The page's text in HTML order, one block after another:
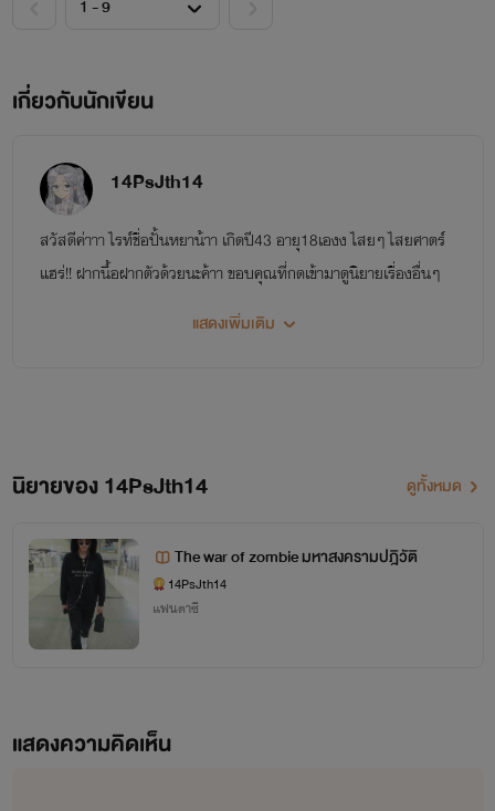
เกี่ยวกับนักเขียน
14PsJth14
สวัสดีค่าาา ไรท์ชื่อปั้นหยาน้าา เกิดปี43 อายุ18เองง ไสยๆ ไสยศาตร์
แฮร่!! ฝากนื้อฝากตัวด้วยนะค้าา ขอบคุณที่กดเข้ามาดูนิยายเรื่องอื่นๆ
ของไรท์และอยากทำความรู้จักกันนะ ไรท์เป็นคนตลกเฮฮาแต่เวลาโดน
จาก pinterest
แสดงเพิ่มเติม
นิยายของ 14PsJth14 ดูทั้งหมด
The war of zombie มหาสงครามปฎิวัติ
14PsJth14
แฟนตาซี
แสดงความคิดเห็น